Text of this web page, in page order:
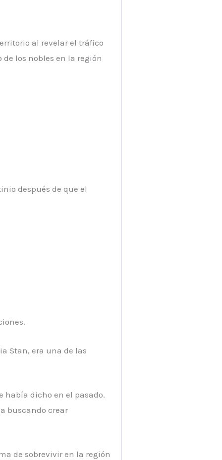
al revelar el tráfico
los nobles en la región
después de que el
Stan, era una de las
había dicho en el pasado.
buscando crear
de sobrevivir en la región